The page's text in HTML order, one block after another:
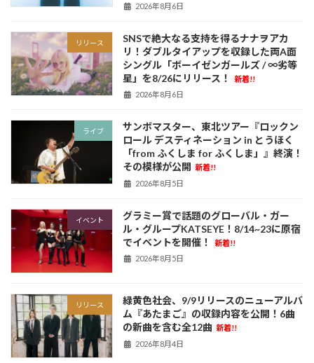
2026年8月6日
リリース
SNSで絶大なる支持を得るナナヲアカ
リ！ダブルタイアップを収録した両A面
シングル「ボーイゼンガールズ / ∞劣等
星」を8/26にリリース！
新着!!
2026年8月6日
ライブ
サンボマスター、東北ツアー『ロックン
ロール デスティネーション in とうほく
「from ふくしま for ふくしま」』終演！
その模様が公開 新着!!
2026年8月5日
イベント
グラミー賞で話題のグローバル・ガー
ル・グループKATSEYE！8/14~23に原宿
でイベントを開催！
新着!!
2026年8月5日
リリース
緑黄色社会、9/9リリースのニューアルバ
ム『あたまご』の収録内容を公開！6曲
の新曲を含む全12曲 新着!!
2026年8月4日